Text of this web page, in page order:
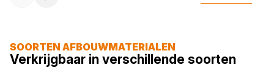
SOORTEN AFBOUWMATERIALEN
Verkrijgbaar in verschillende soorten